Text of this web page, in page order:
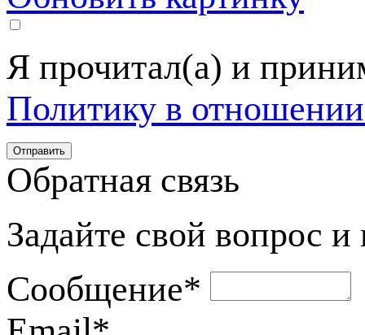
Я прочитал(а) и
Политику в
Обратная связь
Задайте свой вопрос
Сообщение*